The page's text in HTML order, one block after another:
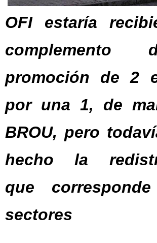
OFI estaría
promoción de 2
por una 1, de
BROU, pero
hecho la
que
sectores